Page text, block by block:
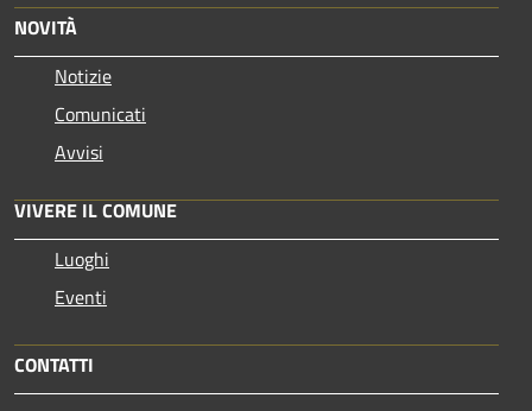
NOVITÀ
Notizie
Comunicati
Avvisi
VIVERE IL COMUNE
Luoghi
Eventi
CONTATTI